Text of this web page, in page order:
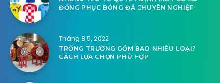
ĐỒNG PHỤC BÓNG ĐÁ CHUYÊN NGHIỆP
Tháng 8 5, 2022
TRỐNG TRƯỜNG GỒM BAO NHIÊU LOẠI?
CÁCH LỰA CHỌN PHÙ HỢP